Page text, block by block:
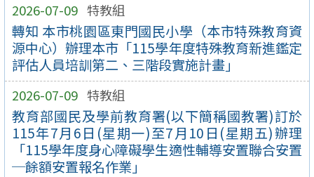
2026-07-09 特教組
轉知 本市桃園區東門國民小學（本市特殊教育資
源中心）辦理本市「115學年度特殊教育新進鑑定
評估人員培訓第二、三階段實施計畫」
2026-07-09 特教組
教育部國民及學前教育署(以下簡稱國教署)訂於
115年7月6日(星期一)至7月10日(星期五)辦理
「115學年度身心障礙學生適性輔導安置聯合安置
─餘額安置報名作業」